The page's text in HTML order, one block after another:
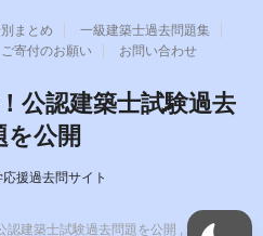
まとめ
一級建築士過去問題集
ご寄付のお願い お問い合わせ
公認建築士試験過去
を公開
援過去問サイト
建築士試験過去問題を公開 , 2026 All